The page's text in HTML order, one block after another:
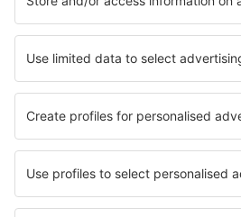
Hotels in Heidelberg Hotels in Halle
Hotels in Oberhausen
Die besten Hotels - Städte
Hotels in Torreilles Hotels in
Hotels in Stepanakert Hotels in